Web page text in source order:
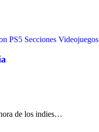
PS5 Secciones Videojuegos
de los indies…